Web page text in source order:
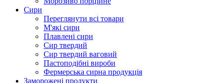
Сири
Переглянути всі товари
М'які сири
Плавлені сири
Сир твердий
Сир твердий ваговий
Пастоподібні вироби
Фермерська сирна продукція
Заморожені продукти